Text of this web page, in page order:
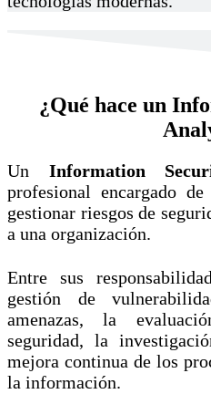
¿Qué hace un
Un Information
profesional encargado
gestionar riesgos de
a una organización.
Entre sus
gestión de
amenazas, la
seguridad, la
mejora continua de los
la información.